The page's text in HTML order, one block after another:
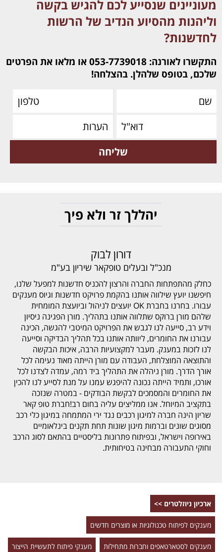
מעוניינים שנסייע לכם להגיש בקשה
וליהנות מהסיוע הנדיב של הרשות
לחדשנות?
התקשרו לאורנה: 053-7739018 או מלאו את הפרטים
שלכם, בטופס שלהלן. בהצלחה!
יהללך זר ולא פיך
דורון לבוק
מנכ"ל ובעלים טופקאר שיריון בע"מ
כחלק מהתפתחות החברה והרצון להכניס חדשנות למפעל שלנו,
חיפשנו יועץ שילווה אותנו בהקמת פרויקט חדשנות וגיוס מענקים
עבורו. בחרנו בחברת OK יועצים לניהול וביועצת המומחית
שלהם מורן ברוקס שתלווה אותנו בתהליך. מורן הפגינה ניסיון
וידע רב, סייעה לנו לגבש את הפרויקט המיטבי להגשה, הכינה
עבורנו את החומרים, ליוותה אותנו בכל תהליך הבדיקה וסייעה
לנו לזכות במענק. מעבר למקצועיות הרבה, איכות הבקשה
והתוצאה המוצלחת, העבודה עם מורן הייתה מאוד נעימה לכל
אורך הדרך. מורן ניהלה את התהליך ביד רמה, עמדה לצדנו לכל
אורכו, ותמיד הייתה נכונה להיפגש עמנו על מנת לסייע לנו להכין
את החומרים והמסמכים לבקשת הבודקים - במטרה שנזכה
בתקציב המיוחל. אנו ממליצים עליה בחום רב!חברת טופ קאר
שריון הינה חברה למיגון רכבים נגד ירי המתמחה במיגון כלי רכב
מסוגים שונים וברמות מיגון שונות תחת תקנים בינלאומיים
באירופה וישראל, ובפיתוח פתרונות בליסטיים בהתאם לסוג הרכב
וחוקי התעבורה מבחינה בטיחותית.
ארכיון ניוזלטרים >>
מענקים לפיתוח טכנולוגיות או מוצרים חדשים
מענקים לסטארטאפים וחברות מתחילות מענקי פיתוח לתעשיית הייצור